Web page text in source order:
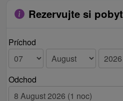
Rezervujte si pobyt
Príchod
Odchod